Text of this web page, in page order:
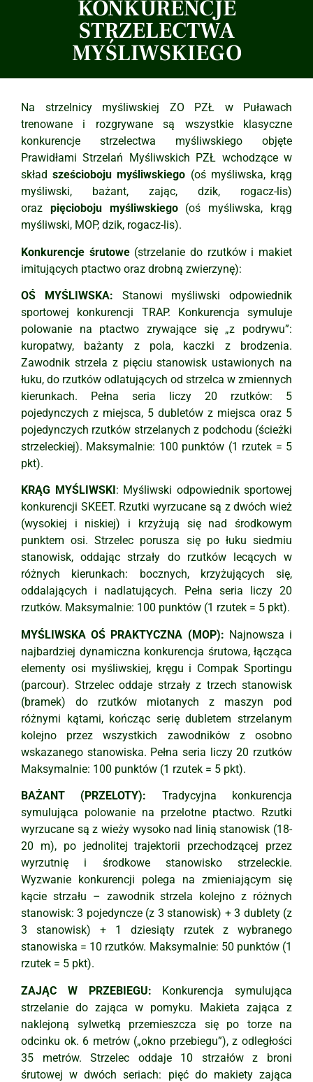
KONKURENCJE
STRZELECTWA
MYŚLIWSKIEGO
Na strzelnicy myśliwskiej ZO PZŁ w Puławach
trenowane i rozgrywane są wszystkie klasyczne
konkurencje strzelectwa myśliwskiego objęte
Prawidłami Strzelań Myśliwskich PZŁ wchodzące w
składsześcioboju myśliwskiego (oś myśliwska, krąg
myśliwski, bażant, zając, dzik, rogacz-lis)
oraz pięcioboju myśliwskiego(oś myśliwska, krąg
myśliwski, MOP, dzik, rogacz-lis).
Konkurencje śrutowe (strzelanie do rzutków i makiet
imitujących ptactwo oraz drobną zwierzynę):
OŚ MYŚLIWSKA: Stanowi myśliwski odpowiednik
sportowej konkurencji TRAP. Konkurencja symuluje
polowanie na ptactwo zrywające się „z podrywu”:
kuropatwy, bażanty z pola, kaczki z brodzenia.
Zawodnik strzela z pięciu stanowisk ustawionych na
łuku, do rzutków odlatujących od strzelca w zmiennych
kierunkach. Pełna seria liczy 20 rzutków: 5
pojedynczych z miejsca, 5 dubletów z miejsca oraz 5
pojedynczych rzutków strzelanych z podchodu (ścieżki
strzeleckiej). Maksymalnie: 100 punktów (1 rzutek = 5
pkt).
KRĄG MYŚLIWSKI : Myśliwski odpowiednik sportowej
konkurencji SKEET. Rzutki wyrzucane są z dwóch wież
(wysokiej i niskiej) i krzyżują się nad środkowym
punktem osi. Strzelec porusza się po łuku siedmiu
stanowisk, oddając strzały do rzutków lecących w
różnych kierunkach: bocznych, krzyżujących się,
oddalających i nadlatujących. Pełna seria liczy 20
rzutków. Maksymalnie: 100 punktów (1 rzutek = 5 pkt).
MYŚLIWSKA OŚ PRAKTYCZNA (MOP): Najnowsza i
najbardziej dynamiczna konkurencja śrutowa, łącząca
elementy osi myśliwskiej, kręgu i Compak Sportingu
(parcour). Strzelec oddaje strzały z trzech stanowisk
(bramek) do rzutków miotanych z maszyn pod
różnymi kątami, kończąc serię dubletem strzelanym
kolejno przez wszystkich zawodników z osobno
wskazanego stanowiska. Pełna seria liczy 20 rzutków
Maksymalnie: 100 punktów (1 rzutek = 5 pkt).
BAŻANT (PRZELOTY): Tradycyjna konkurencja
symulująca polowanie na przelotne ptactwo. Rzutki
wyrzucane są z wieży wysoko nad linią stanowisk (18-
20 m), po jednolitej trajektorii przechodzącej przez
wyrzutnię i środkowe stanowisko strzeleckie.
Wyzwanie konkurencji polega na zmieniającym się
kącie strzału – zawodnik strzela kolejno z różnych
stanowisk: 3 pojedyncze (z 3 stanowisk) + 3 dublety (z
3 stanowisk) + 1 dziesiąty rzutek z wybranego
stanowiska = 10 rzutków. Maksymalnie: 50 punktów (1
rzutek = 5 pkt).
ZAJĄC W PRZEBIEGU: Konkurencja symulująca
strzelanie do zająca w pomyku. Makieta zająca z
naklejoną sylwetką przemieszcza się po torze na
odcinku ok. 6 metrów („okno przebiegu”), z odległości
35 metrów. Strzelec oddaje 10 strzałów z broni
śrutowej w dwóch seriach: pięć do makiety zająca